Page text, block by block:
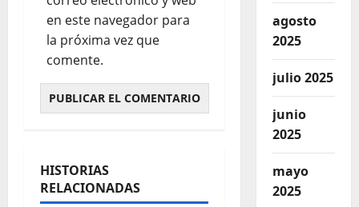
en este navegador para
la próxima vez que
comente.
HISTORIAS
RELACIONADAS
Locales
Mineria
agosto
2025
julio 2025
junio
2025
mayo
2025